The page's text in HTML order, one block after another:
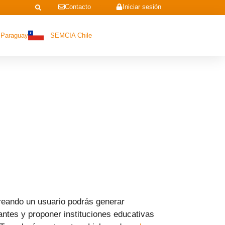
Iniciar sesión
Contacto
SEMCIA Chile
un usuario podrás generar
y proponer instituciones educativas